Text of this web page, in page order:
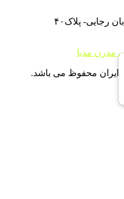
رجایی- پلاک۴۰
مدرن مدیا
ایران محفوظ می باشد.